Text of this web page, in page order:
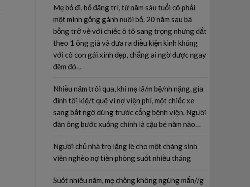
Mẹ bỏ đi, bố đãng trí, từ năm sáu tuổi cô phải
một mình gống gánh nuôi bố. 20 năm sau bà
bỗng trở về với chiếc ô tô sang trọng nhưng dắt
theo 1 ông già và đưa ra điều kiện kinh khủng
với cô con gái xinh đẹp, chẳng ai ngờ được ngay
đêm đó…
Nhiều năm trôi qua, khi mẹ lâ/m bệ/nh nặng, gia
đình tôi kiệ/t quệ vì nợ viện phí, một chiếc xe
sang bất ngờ dừng trước cổng bệnh viện. Người
đàn ông bước xuống chính là cậu bé năm nào…
Người chủ nhà trọ lặng lẽ cho một chàng sinh
viên nghèo nợ tiền phòng suốt nhiều tháng
Suốt nhiều năm, mẹ chồng không ngừng mắn//g